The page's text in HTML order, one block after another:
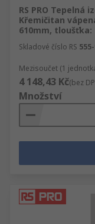
RS PRO Tepelná
Křemičitan
610mm, tloušťka:
Skladové číslo RS
Mezisoučet (1
4 148,43 Kč(bez
Množství